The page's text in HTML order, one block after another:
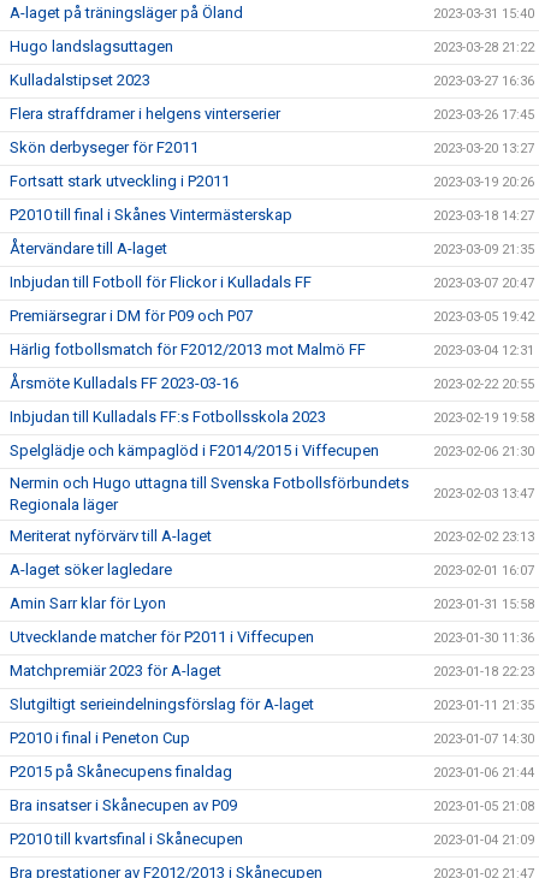
A-laget på träningsläger på Öland 2023-03-31 15:40
Hugo landslagsuttagen 2023-03-28 21:22
Kulladalstipset 2023 2023-03-27 16:36
Flera straffdramer i helgens vinterserier 2023-03-26 17:45
Skön derbyseger för F2011 2023-03-20 13:27
Fortsatt stark utveckling i P2011 2023-03-19 20:26
P2010 till final i Skånes Vintermästerskap 2023-03-18 14:27
Återvändare till A-laget 2023-03-09 21:35
Inbjudan till Fotboll för Flickor i Kulladals FF 2023-03-07 20:47
Premiärsegrar i DM för P09 och P07 2023-03-05 19:42
Härlig fotbollsmatch för F2012/2013 mot Malmö FF 2023-03-04 12:31
Årsmöte Kulladals FF 2023-03-16 2023-02-22 20:55
Inbjudan till Kulladals FF:s Fotbollsskola 2023 2023-02-19 19:58
Spelglädje och kämpaglöd i F2014/2015 i Viffecupen 2023-02-06 21:30
Nermin och Hugo uttagna till Svenska Fotbollsförbundets
Regionala läger
2023-02-03 13:47
Meriterat nyförvärv till A-laget 2023-02-02 23:13
A-laget söker lagledare 2023-02-01 16:07
Amin Sarr klar för Lyon 2023-01-31 15:58
Utvecklande matcher för P2011 i Viffecupen 2023-01-30 11:36
Matchpremiär 2023 för A-laget 2023-01-18 22:23
Slutgiltigt serieindelningsförslag för A-laget 2023-01-11 21:35
P2010 i final i Peneton Cup 2023-01-07 14:30
P2015 på Skånecupens finaldag 2023-01-06 21:44
Bra insatser i Skånecupen av P09 2023-01-05 21:08
P2010 till kvartsfinal i Skånecupen 2023-01-04 21:09
Bra prestationer av F2012/2013 i Skånecupen 2023-01-02 21:47